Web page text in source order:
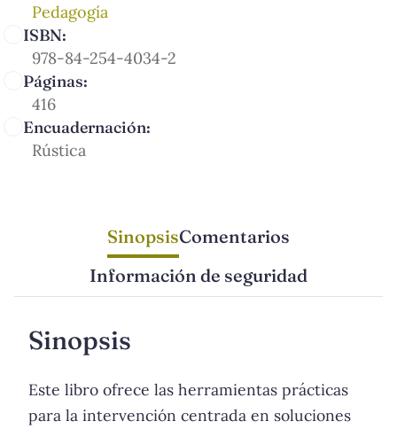
Pedagogía
ISBN:
978-84-254-4034-2
Páginas:
416
Encuadernación:
Rústica
SinopsisComentarios
Información de seguridad
Sinopsis
Este libro ofrece las herramientas prácticas
para la intervención centrada en soluciones